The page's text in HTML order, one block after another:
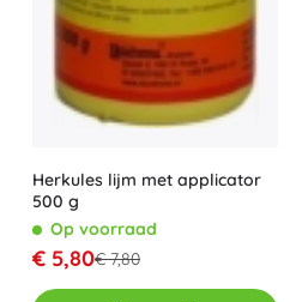
Herkules lijm met applicator
500 g
Op voorraad
€ 5,80€ 7,80